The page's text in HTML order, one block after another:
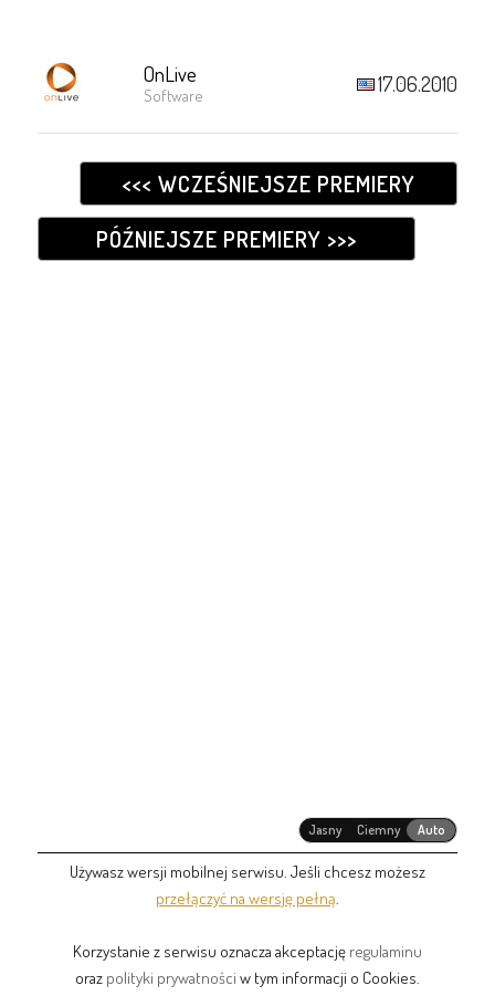
OnLive
Software 17.06.2010
<<< WCZEŚNIEJSZE PREMIERY
PÓŹNIEJSZE PREMIERY >>>
Jasny Ciemny Auto
Używasz wersji mobilnej serwisu. Jeśli chcesz możesz
przełączyć na wersję pełną
Korzystanie z serwisu oznacza akceptację regulaminu
oraz polityki prywatności w tym informacji o Cookies.